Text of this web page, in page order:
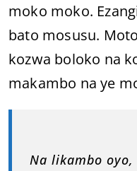
moko moko.
bato mosusu.
kozwa boloko na
makambo na ye
Na likambo